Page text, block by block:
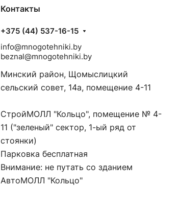
Контакты
+375 (44) 537-16-15
info@mnogotehniki.by
beznal@mnogotehniki.by
Минский район, Щомыслицкий
сельский совет, 14а, помещение 4-11
СтройМОЛЛ "Кольцо", помещение № 4-
11 ("зеленый" сектор, 1-ый ряд от
стоянки)
Парковка бесплатная
Внимание: не путать со зданием
АвтоМОЛЛ "Кольцо"